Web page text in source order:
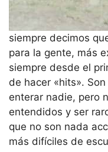
siempre decimos
para la gente, más
siempre desde el
de hacer «hits».
enterar nadie, pero
entendidos y ser
que no son nada
más difíciles de